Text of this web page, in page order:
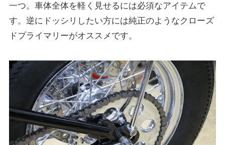
一つ。車体全体を軽く見せるには必須なアイテムで
す。逆にドッシリしたい方には純正のようなクローズ
ドプライマリーがオススメです。